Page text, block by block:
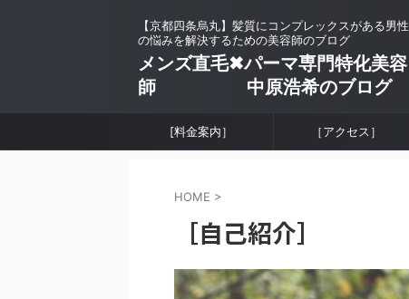
【京都四条烏丸】髪質にコンプレックスがある男性
の悩みを解決するための美容師のブログ
メンズ直毛✖︎パーマ専門特化美容
師 中原浩希のブログ
[料金案内］ ［アクセス］
HOME >
［自己紹介］